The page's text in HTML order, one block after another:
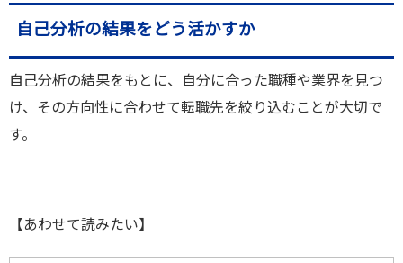
自己分析の結果をどう活かすか
自己分析の結果をもとに、自分に合った職種や業界を見つ
け、その方向性に合わせて転職先を絞り込むことが大切で
す。
【あわせて読みたい】